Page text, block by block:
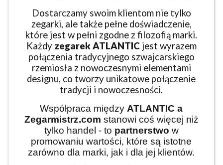
Dostarczamy swoim klientom nie tylko
zegarki, ale także pełne doświadczenie,
które jest w pełni zgodne z filozofią marki.
Każdy zegarek ATLANTIC jest wyrazem
połączenia tradycyjnego szwajcarskiego
rzemiosła z nowoczesnymi elementami
designu, co tworzy unikatowe połączenie
tradycji i nowoczesności.
Współpraca między ATLANTIC a
Zegarmistrz.com stanowi coś więcej niż
tylko handel - to partnerstwo w
promowaniu wartości, które są istotne
zarówno dla marki, jak i dla jej klientów.